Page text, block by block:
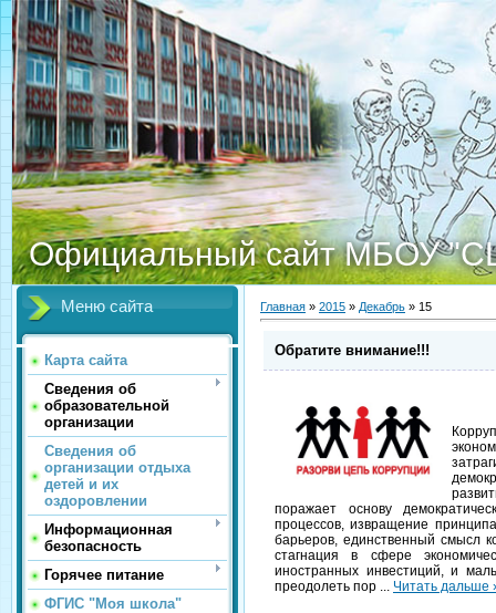
Официальный сайт МБОУ
Меню сайта
Карта сайта
Сведения об
образовательной
организации
Сведения об
организации отдыха
детей и их
оздоровлении
Информационная
безопасность
Горячее питание
ФГИС "Моя школа"
Главная » 2015 » Декабрь » 15
Обратите внимание!!!
поражает основу
процессов, извращение
барьеров, единственный смысл
стагнация в сфере
иностранных инвестиций, и
преодолеть пор ... Читать дальше